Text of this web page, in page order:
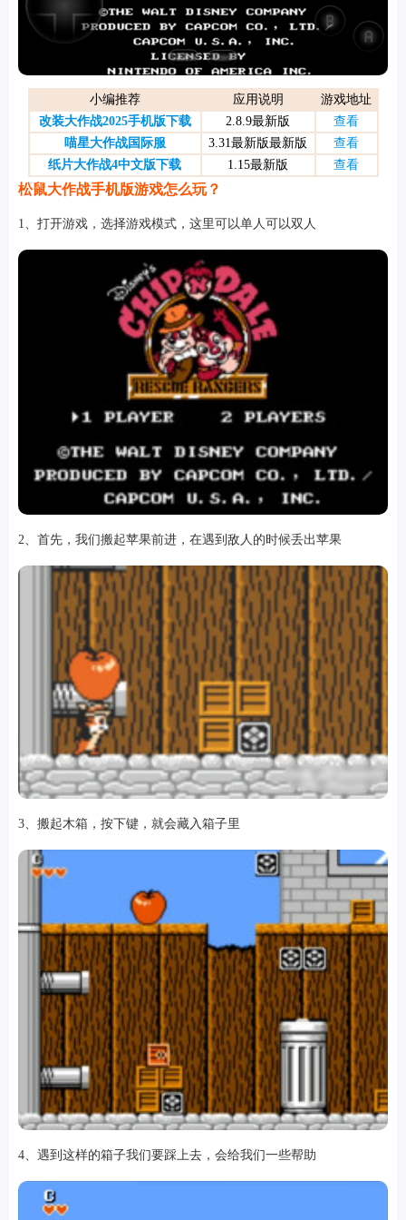
游戏
角色扮演小游戏恋爱养成沙盒模组up主自制 赛车竞速 策略塔防动作射
益智休闲冒险解谜街机格斗模拟经营 音乐游戏 单机游戏战争策略
系统工具影音播放游戏辅助摄影美颜办公商务 旅游出行 金融理财娱乐
趣味新闻阅读考试学习AI软件健康运动生活购物地图导航主题桌面
小编推荐 应用说明
游戏地址
改装大作战2025手机版下载
2.8.9最新版
查看
喵星大作战国际服
3.31最新版最新版
查看
纸片大作战4中文版下载
1.15最新版 查看
松鼠大作战手机版游戏怎么玩？
1、打开游戏，选择游戏模式，这里可以单人可以双人
2、首先，我们搬起苹果前进，在遇到敌人的时候丢出苹果
3、搬起木箱，按下键，就会藏入箱子里
4、遇到这样的箱子我们要踩上去，会给我们一些帮助